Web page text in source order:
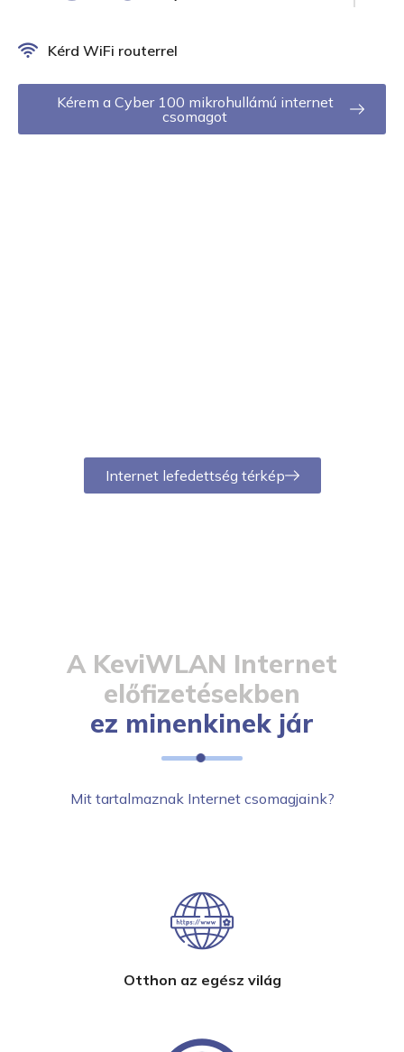
Kérd WiFi routerrel
Kérem a Cyber 100 mikrohullámú internet
csomagot
Internet lefedettség térkép
A KeviWLAN Internet
előfizetésekben
ez minenkinek jár
Mit tartalmaznak Internet csomagjaink?
Otthon az egész világ